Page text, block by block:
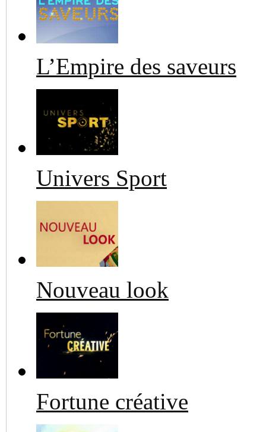
L’Empire des saveurs
Univers Sport
Nouveau look
Fortune créative